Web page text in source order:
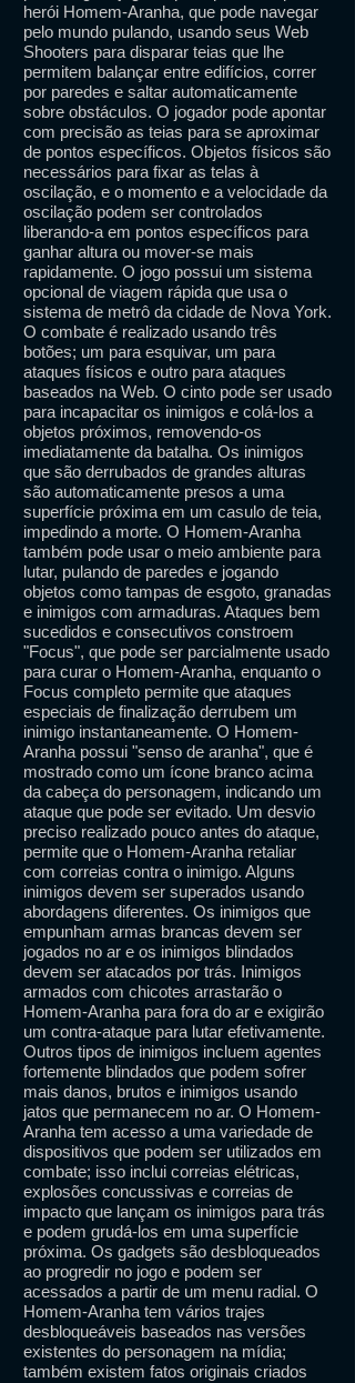
herói Homem-Aranha, que pode navegar
pelo mundo pulando, usando seus Web
Shooters para disparar teias que lhe
permitem balançar entre edifícios, correr
por paredes e saltar automaticamente
sobre obstáculos. O jogador pode apontar
com precisão as teias para se aproximar
de pontos específicos. Objetos físicos são
necessários para fixar as telas à
oscilação, e o momento e a velocidade da
oscilação podem ser controlados
liberando-a em pontos específicos para
ganhar altura ou mover-se mais
rapidamente. O jogo possui um sistema
opcional de viagem rápida que usa o
sistema de metrô da cidade de Nova York.
O combate é realizado usando três
botões; um para esquivar, um para
ataques físicos e outro para ataques
baseados na Web. O cinto pode ser usado
para incapacitar os inimigos e colá-los a
objetos próximos, removendo-os
imediatamente da batalha. Os inimigos
que são derrubados de grandes alturas
são automaticamente presos a uma
superfície próxima em um casulo de teia,
impedindo a morte. O Homem-Aranha
também pode usar o meio ambiente para
lutar, pulando de paredes e jogando
objetos como tampas de esgoto, granadas
e inimigos com armaduras. Ataques bem
sucedidos e consecutivos constroem
"Focus", que pode ser parcialmente usado
para curar o Homem-Aranha, enquanto o
Focus completo permite que ataques
especiais de finalização derrubem um
inimigo instantaneamente. O Homem-
Aranha possui "senso de aranha", que é
mostrado como um ícone branco acima
da cabeça do personagem, indicando um
ataque que pode ser evitado. Um desvio
preciso realizado pouco antes do ataque,
permite que o Homem-Aranha retaliar
com correias contra o inimigo. Alguns
inimigos devem ser superados usando
abordagens diferentes. Os inimigos que
empunham armas brancas devem ser
jogados no ar e os inimigos blindados
devem ser atacados por trás. Inimigos
armados com chicotes arrastarão o
Homem-Aranha para fora do ar e exigirão
um contra-ataque para lutar efetivamente.
Outros tipos de inimigos incluem agentes
fortemente blindados que podem sofrer
mais danos, brutos e inimigos usando
jatos que permanecem no ar. O Homem-
Aranha tem acesso a uma variedade de
dispositivos que podem ser utilizados em
combate; isso inclui correias elétricas,
explosões concussivas e correias de
impacto que lançam os inimigos para trás
e podem grudá-los em uma superfície
próxima. Os gadgets são desbloqueados
ao progredir no jogo e podem ser
acessados ​​a partir de um menu radial. O
Homem-Aranha tem vários trajes
desbloqueáveis ​​baseados nas versões
existentes do personagem na mídia;
também existem fatos originais criados